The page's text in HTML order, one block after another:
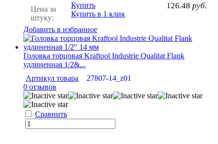
Цена за
штуку:
126.48 руб.
Купить
Купить в 1 клик
Добавить в избранное
Головка торцовая Kraftool Industrie Qualitat Flank
удлиненная 1/2&...
Артикул товара
27807-14_z01
0 отзывов
Сравнить